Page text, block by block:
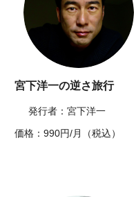
宮下洋一の逆さ旅行
発行者：宮下洋一
価格：990円/月（税込）